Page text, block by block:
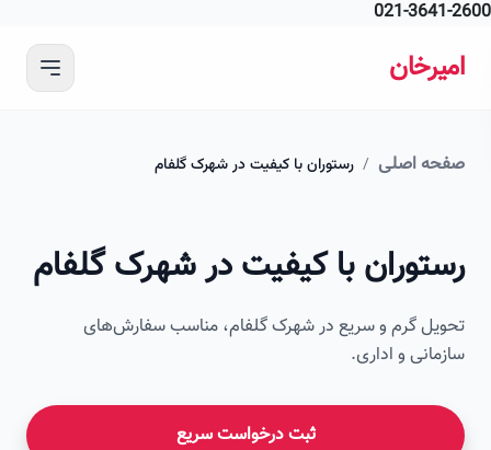
021-
اصلی / رستوران با کیفیت در شهرک گلفام
با کیفیت در شهرک گلفام
گرم و سریع در شهرک گلفام، مناسب سفارش‌های
و اداری.
ثبت درخواست سریع
تصویر این صفحه به زودی اضافه می‌شود